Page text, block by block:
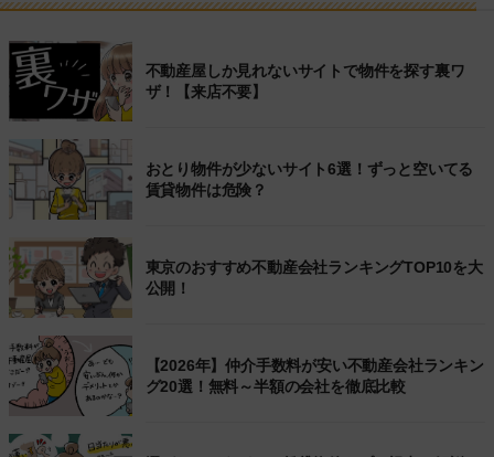
不動産屋しか見れないサイトで物件を探す裏ワ
ザ！【来店不要】
おとり物件が少ないサイト6選！ずっと空いてる
賃貸物件は危険？
東京のおすすめ不動産会社ランキングTOP10を大
公開！
【2026年】仲介手数料が安い不動産会社ランキン
グ20選！無料～半額の会社を徹底比較